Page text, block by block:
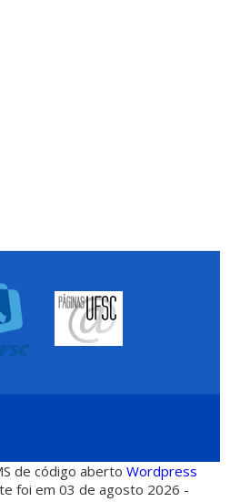
de código abertoWordpress
foi em 03 de agosto 2026 -